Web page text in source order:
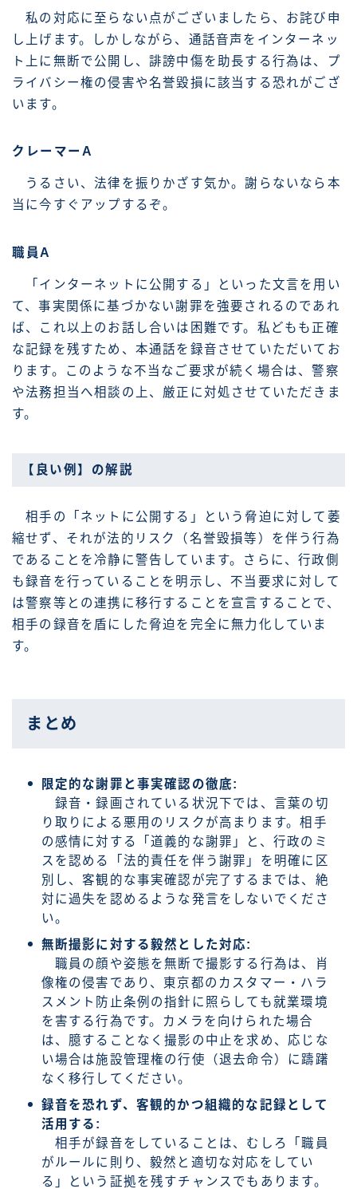
私の対応に至らない点がございましたら、お詫び申
し上げます。しかしながら、通話音声をインターネッ
ト上に無断で公開し、誹謗中傷を助長する行為は、プ
ライバシー権の侵害や名誉毀損に該当する恐れがござ
います。
クレーマーA
うるさい、法律を振りかざす気か。謝らないなら本
当に今すぐアップするぞ。
職員A
「インターネットに公開する」といった文言を用い
て、事実関係に基づかない謝罪を強要されるのであれ
ば、これ以上のお話し合いは困難です。私どもも正確
な記録を残すため、本通話を録音させていただいてお
ります。このような不当なご要求が続く場合は、警察
や法務担当へ相談の上、厳正に対処させていただきま
す。
【良い例】の解説
相手の「ネットに公開する」という脅迫に対して萎
縮せず、それが法的リスク（名誉毀損等）を伴う行為
であることを冷静に警告しています。さらに、行政側
も録音を行っていることを明示し、不当要求に対して
は警察等との連携に移行することを宣言することで、
相手の録音を盾にした脅迫を完全に無力化していま
す。
まとめ
限定的な謝罪と事実確認の徹底:
録音・録画されている状況下では、言葉の切
り取りによる悪用のリスクが高まります。相手
の感情に対する「道義的な謝罪」と、行政のミ
スを認める「法的責任を伴う謝罪」を明確に区
別し、客観的な事実確認が完了するまでは、絶
対に過失を認めるような発言をしないでくださ
い。
無断撮影に対する毅然とした対応:
職員の顔や姿態を無断で撮影する行為は、肖
像権の侵害であり、東京都のカスタマー・ハラ
スメント防止条例の指針に照らしても就業環境
を害する行為です。カメラを向けられた場合
は、臆することなく撮影の中止を求め、応じな
い場合は施設管理権の行使（退去命令）に躊躇
なく移行してください。
録音を恐れず、客観的かつ組織的な記録として
活用する:
相手が録音をしていることは、むしろ「職員
がルールに則り、毅然と適切な対応をしてい
る」という証拠を残すチャンスでもあります。